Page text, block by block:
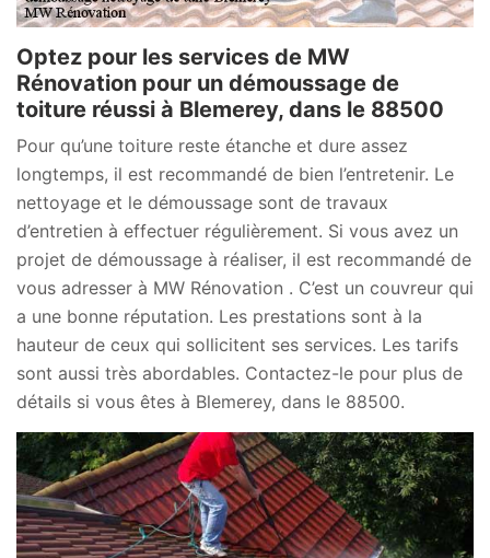
Optez pour les services de MW
Rénovation pour un démoussage de
toiture réussi à Blemerey, dans le 88500
Pour qu’une toiture reste étanche et dure assez
longtemps, il est recommandé de bien l’entretenir. Le
nettoyage et le démoussage sont de travaux
d’entretien à effectuer régulièrement. Si vous avez un
projet de démoussage à réaliser, il est recommandé de
vous adresser à MW Rénovation . C’est un couvreur qui
a une bonne réputation. Les prestations sont à la
hauteur de ceux qui sollicitent ses services. Les tarifs
sont aussi très abordables. Contactez-le pour plus de
détails si vous êtes à Blemerey, dans le 88500.